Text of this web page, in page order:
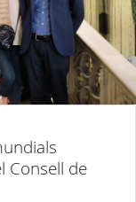
Consell de